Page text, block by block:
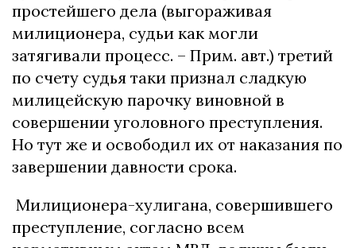
простейшего дела (выгораживая
милиционера, судьи как могли
затягивали процесс. – Прим. авт.) третий
по счету судья таки признал сладкую
милицейскую парочку виновной в
совершении уголовного преступления.
Но тут же и освободил их от наказания по
завершении давности срока.
Милиционера-хулигана, совершившего
преступление, согласно всем